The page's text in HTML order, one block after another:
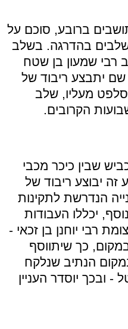
ברובע, סוכם על
בהדרגה. בשלב
רבי שמעון בן שטח
שם יתבצע ריבוד של
מעליו, שלב
הקרובים.
שבין כיכר מכבי
זה יבוצע ריבוד של
הנדרשת לתקינות
יכללו העבודות
רבי יוחנן בן זכאי -
כך שיתווסף
הנתיב שנלקח
ובכך יוסדר העניין